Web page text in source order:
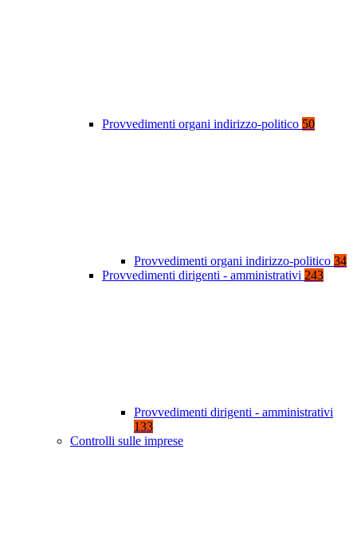
Provvedimenti organi indirizzo-politico 50
Provvedimenti organi indirizzo-politico 34
Provvedimenti dirigenti - amministrativi 243
Provvedimenti dirigenti - amministrativi
133
Controlli sulle imprese